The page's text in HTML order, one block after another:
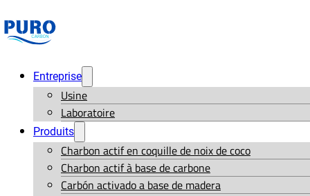
Entreprise
Usine
Laboratoire
Produits
Charbon actif en coquille de noix de coco
Charbon actif à base de carbone
Carbón activado a base de madera